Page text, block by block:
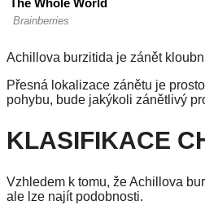
Achillova burzitida je zánět
Přesná lokalizace zánětu je
pohybu, bude jakýkoli zánětlivý
KLASIFIKACE
Vzhledem k tomu, že Achillova
ale lze najít podobnosti.